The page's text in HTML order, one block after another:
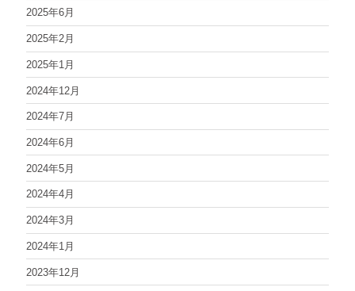
2025年6月
2025年2月
2025年1月
2024年12月
2024年7月
2024年6月
2024年5月
2024年4月
2024年3月
2024年1月
2023年12月